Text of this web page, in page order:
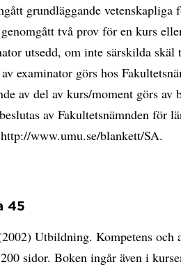
grundläggande vetenskapliga
två prov för en kurs
utsedd, om inte särskilda
examinator görs hos
av del av kurs/moment görs av
av Fakultetsnämnden för
www.umu.se/blankett/SA.
45
Utbildning. Kompetens och
sidor. Boken ingår även i